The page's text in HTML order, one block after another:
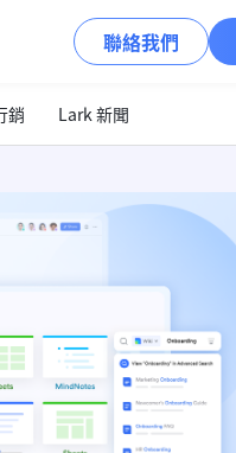
聯絡我們
銷 Lark 新聞